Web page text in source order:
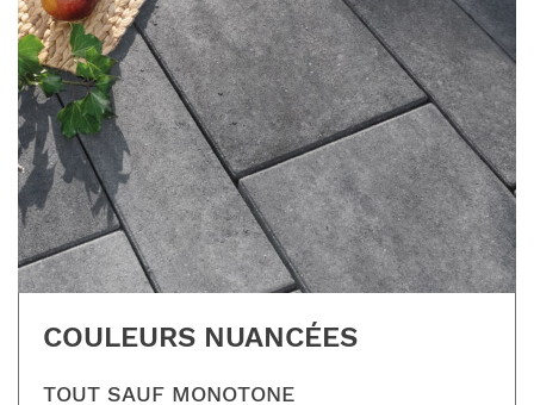
COULEURS NUANCÉES
TOUT SAUF MONOTONE